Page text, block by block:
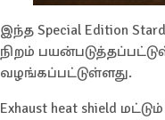
இந்த Special Edition
நிறம்
வழங்கப்பட்டுள்ளது.
Exhaust heat shield